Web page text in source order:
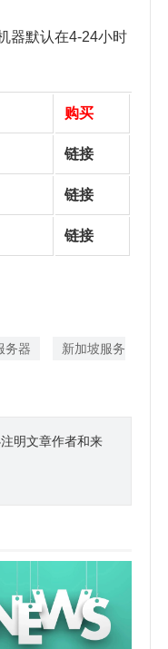
器默认在4-24小时
购买
链接
链接
链接
务器 新加坡服务
明文章作者和来